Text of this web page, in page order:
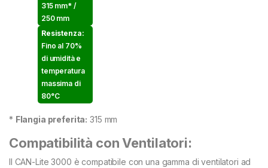
315 mm* /
250 mm
Resistenza:
Fino al 70%
di umidità e
temperatura
massima di
80°C
* Flangia preferita: 315 mm
Compatibilità con Ventilatori:
Il CAN-Lite 3000 è compatibile con una gamma di ventilatori ad